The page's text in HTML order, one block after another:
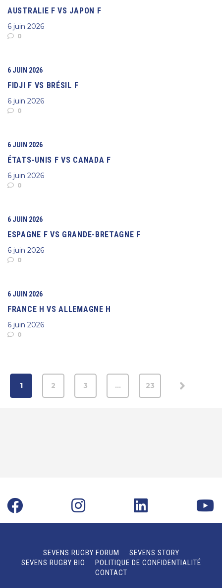
AUSTRALIE F VS JAPON F
6 juin 2026
0
6 JUIN 2026
FIDJI F VS BRÉSIL F
6 juin 2026
0
6 JUIN 2026
ÉTATS-UNIS F VS CANADA F
6 juin 2026
0
6 JUIN 2026
ESPAGNE F VS GRANDE-BRETAGNE F
6 juin 2026
0
6 JUIN 2026
FRANCE H VS ALLEMAGNE H
6 juin 2026
0
1 2 3 … 23
SEVENS RUGBY FORUM
SEVENS STORY
SEVENS RUGBY BIO
POLITIQUE DE CONFIDENTIALITÉ
CONTACT